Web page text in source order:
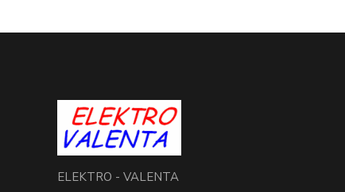
ELEKTRO - VALENTA